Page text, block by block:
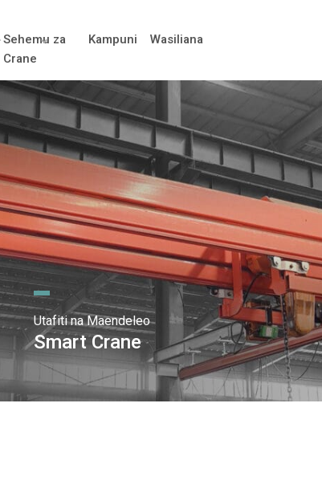
Sehemu za
Crane
Kampuni Wasiliana
Utafiti na Maendeleo
Smart Crane